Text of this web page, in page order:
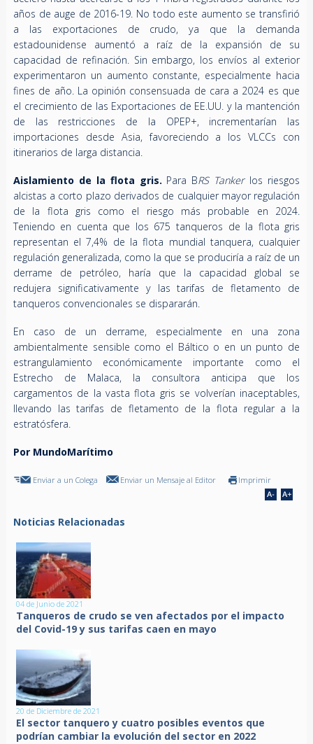
años de auge de 2016-19. No todo este aumento se transfirió
a las exportaciones de crudo, ya que la demanda
estadounidense aumentó a raíz de la expansión de su
capacidad de refinación. Sin embargo, los envíos al exterior
experimentaron un aumento constante, especialmente hacia
fines de año. La opinión consensuada de cara a 2024 es que
el crecimiento de las Exportaciones de EE.UU. y la mantención
de las restricciones de la OPEP+, incrementarían las
importaciones desde Asia, favoreciendo a los VLCCs con
itinerarios de larga distancia.
Aislamiento de la flota gris. Para BRS Tanker los riesgos
alcistas a corto plazo derivados de cualquier mayor regulación
de la flota gris como el riesgo más probable en 2024.
Teniendo en cuenta que los 675 tanqueros de la flota gris
representan el 7,4% de la flota mundial tanquera, cualquier
regulación generalizada, como la que se produciría a raíz de un
derrame de petróleo, haría que la capacidad global se
redujera significativamente y las tarifas de fletamento de
tanqueros convencionales se dispararán.
En caso de un derrame, especialmente en una zona
ambientalmente sensible como el Báltico o en un punto de
estrangulamiento económicamente importante como el
Estrecho de Malaca, la consultora anticipa que los
cargamentos de la vasta flota gris se volverían inaceptables,
llevando las tarifas de fletamento de la flota regular a la
estratósfera.
Por MundoMarítimo
Enviar a un Colega Enviar un Mensaje al Editor Imprimir
Noticias Relacionadas
04 de Junio de 2021
Tanqueros de crudo se ven afectados por el impacto
del Covid-19 y sus tarifas caen en mayo
20 de Diciembre de 2021
El sector tanquero y cuatro posibles eventos que
podrían cambiar la evolución del sector en 2022